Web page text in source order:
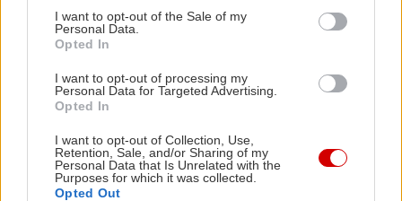
consent section.
I want to opt-out of the Sale of my
Personal Data.
Opted In
I want to opt-out of processing my
Personal Data for Targeted Advertising.
Opted In
I want to opt-out of Collection, Use,
Retention, Sale, and/or Sharing of my
Personal Data that Is Unrelated with the
Purposes for which it was collected.
Opted Out